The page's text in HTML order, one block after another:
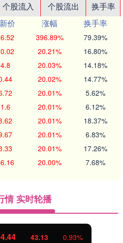
个股流入 个股流出
换手率
价 涨幅
换手率
396.89% 79.39%
20.21% 16.80%
20.03% 14.18%
20.02% 14.77%
20.01% 5.62%
20.01% 6.12%
20.01% 18.37%
20.01% 6.83%
20.01% 17.26%
20.00% 7.68%
情 实时轮播
43.13 0.93%